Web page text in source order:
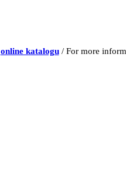
online katalogu/ For more